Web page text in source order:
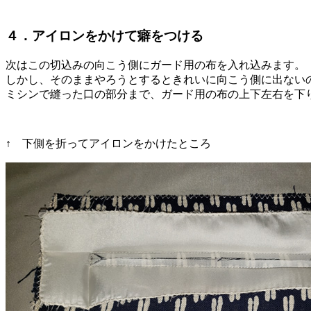
４．アイロンをかけて癖をつける
次はこの切込みの向こう側にガード用の布を入れ込みます。
しかし、そのままやろうとするときれいに向こう側に出な
ミシンで縫った口の部分まで、ガード用の布の上下左右を
↑ 下側を折ってアイロンをかけたところ